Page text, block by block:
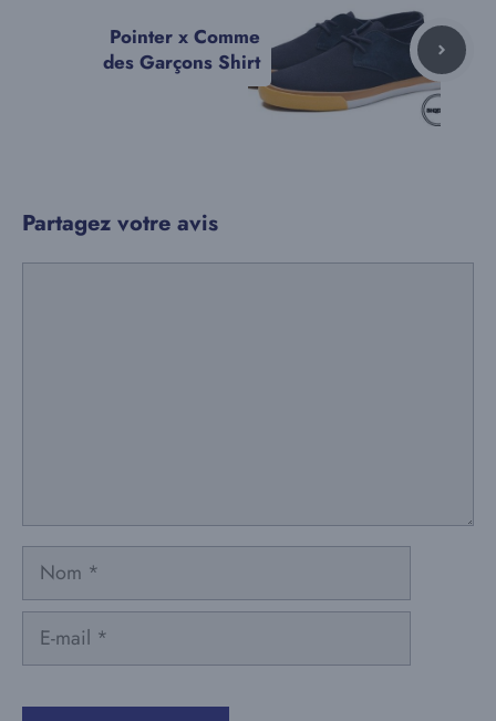
Pointer x Comme
des Garçons Shirt
Partagez votre avis
Nom